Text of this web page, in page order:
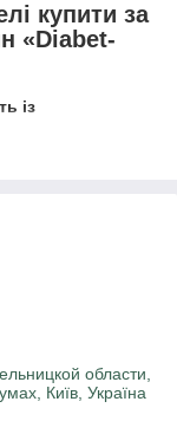
купити за
«Diabet-
із
смужки
зі складів у
від 1 до
інших
глюкози,
области,
Київ, Україна